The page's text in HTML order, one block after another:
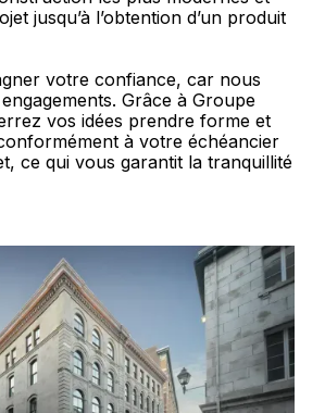
jusqu’à l’obtention d’un produit
votre confiance, car nous
Grâce à Groupe
vos idées prendre forme et
à votre échéancier
ce qui vous garantit la tranquillité